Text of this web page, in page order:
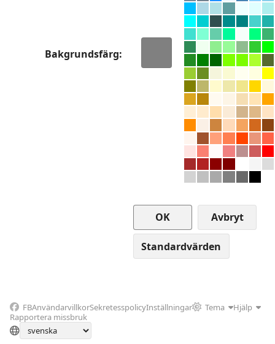
Bakgrundsfärg
Avbryt
FBAnvändarvillkorSekretesspolicyInställningar Tema
Hjälp
Rapportera missbruk